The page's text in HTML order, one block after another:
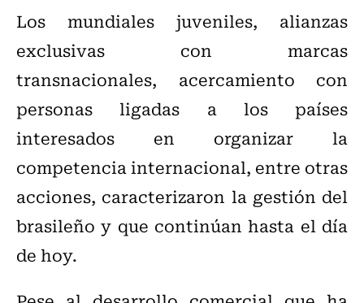
Los mundiales juveniles, alianzas
exclusivas con marcas
transnacionales, acercamiento con
personas ligadas a los países
interesados en organizar la
competencia internacional, entre otras
acciones, caracterizaron la gestión del
brasileño y que continúan hasta el día
de hoy.